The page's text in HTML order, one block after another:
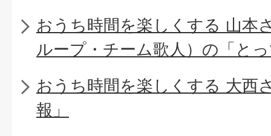
おうち時間を楽しくする 山本
ループ・チーム歌人）の「と
おうち時間を楽しくする 大西
報」